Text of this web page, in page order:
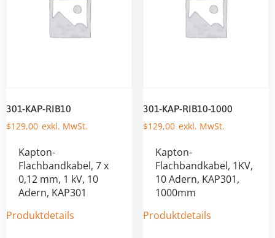
301-KAP-RIB10
$129,00
Kapton-
Flachbandkabel, 7 x
0,12 mm, 1 kV, 10
Adern, KAP301
Produktdetails
301-KAP-RIB10-1000
$129,00
Kapton-
Flachbandkabel, 1KV,
10 Adern, KAP301,
1000mm
Produktdetails